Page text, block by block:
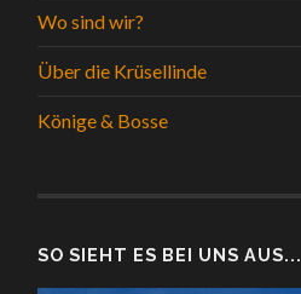
Wo sind wir?
Über die Krüsellinde
Könige & Bosse
SO SIEHT ES BEI UNS AUS...